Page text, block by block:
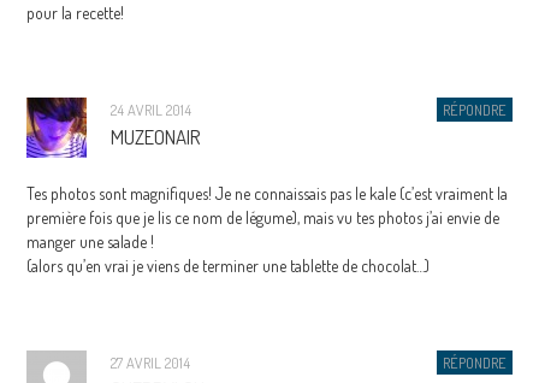
pour la recette!
RÉPONDRE
24 AVRIL 2014
MUZEONAIR
Tes photos sont magnifiques! Je ne connaissais pas le kale (c’est vraiment la
première fois que je lis ce nom de légume), mais vu tes photos j’ai envie de
manger une salade !
(alors qu’en vrai je viens de terminer une tablette de chocolat…)
RÉPONDRE
27 AVRIL 2014